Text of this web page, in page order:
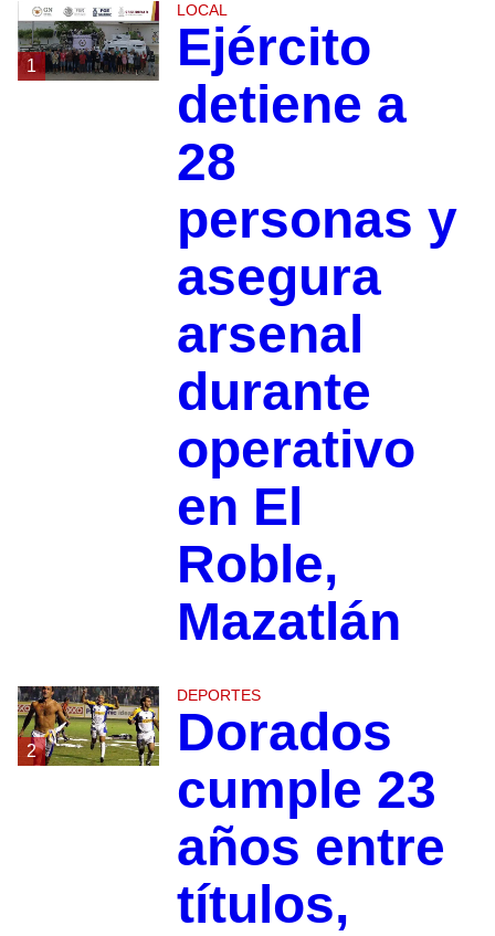
1
LOCAL
Ejército
detiene a
28
personas y
asegura
arsenal
durante
operativo
en El
Roble,
Mazatlán
2
DEPORTES
Dorados
cumple 23
años entre
títulos,